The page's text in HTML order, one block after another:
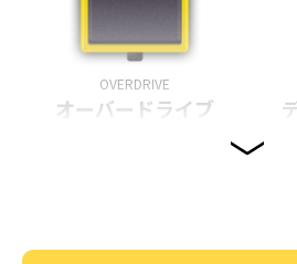
OVERDRIVE
オーバードライブ